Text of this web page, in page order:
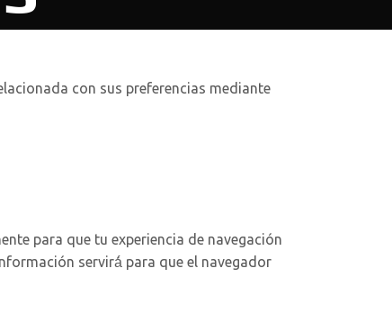
con sus preferencias mediante
para que tu experiencia de navegación
servirá́ para que el navegador